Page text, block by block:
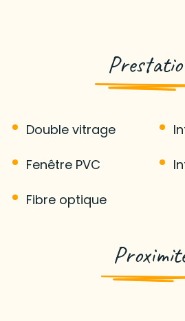
Double vitrage
Fenêtre PVC
Fibre optique